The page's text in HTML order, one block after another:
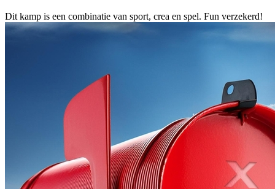
Dit kamp is een combinatie van sport, crea en spel. Fun verzekerd!